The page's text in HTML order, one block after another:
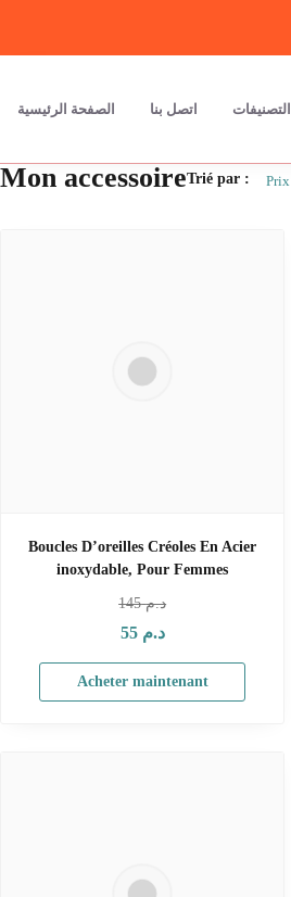
الصفحة الرئيسية اتصل بنا التصنيفات
Mon accessoireTrié par : Prix
Boucles D’oreilles Créoles En Acier
inoxydable, Pour Femmes
145 د.م
55 د.م
Acheter maintenant